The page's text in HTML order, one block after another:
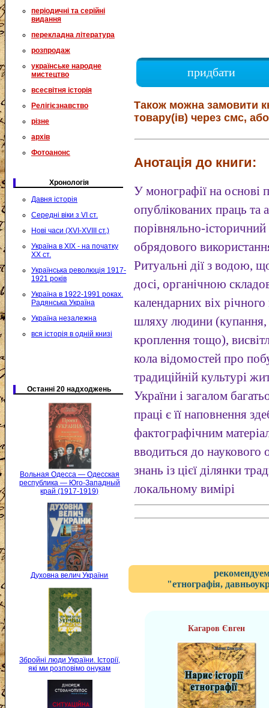
періодичні та серійні
видання
перекладна література
розпродаж
українське народне
мистецтво
всесвітня історія
Релігієзнавство
різне
архів
Фотоанонс
Хронологія
Давня історія
Середні віки з VI ст.
Нові часи (XVI-XVIII ст.)
Україна в XIX - на початку
XX ст.
Українська революція 1917-
1921 років
Україна в 1922-1991 роках.
Радянська Україна
Україна незалежна
вся історія в одній книзі
Останні 20 надходжень
Вольная Одесса — Одесская
республика — Юго-Западный
край (1917-1919)
Духовна велич України
Збройні люди України. Історії,
які ми розповімо онукам
придбати
Також можна замовити
товару(ів) через смс,
Анотація до книги:
У монографії на основі
опублікованих праць та
порівняльно-історичний
обрядового
Ритуальні дії з водою,
досі, органічною
календарних віх
шляху людини (купання,
кроплення тощо),
кола відомостей про
традиційній культурі
України і загалом
праці є її наповнення
фактографічним
вводиться до наукового
знань із цієї ділянки
локальному вимірі
"етнографія,
Кагаров Євген